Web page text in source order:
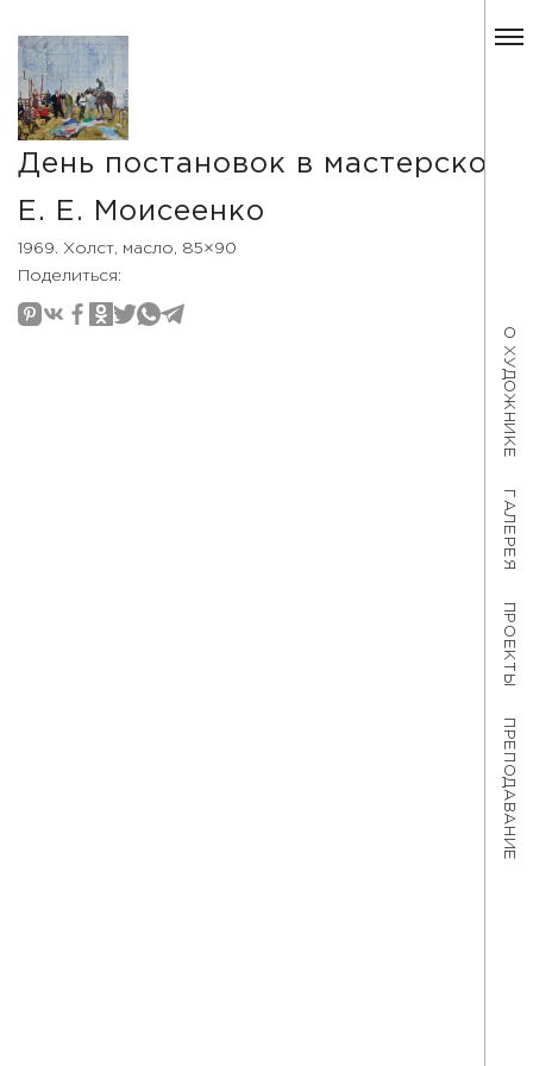
О ХУДОЖНИКЕ
ГАЛЕРЕЯ
ПРОЕКТЫ
ПРЕПОДАВАНИЕ
День постановок в мастерской
Е. Е. Моисеенко
1969. Холст, масло, 85×90
Поделиться: